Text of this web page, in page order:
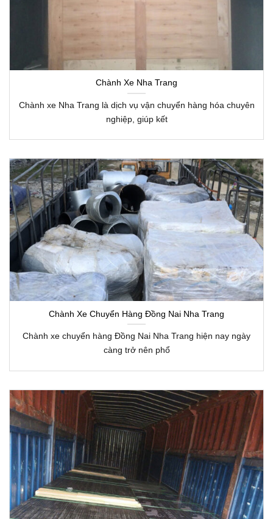
Chành Xe Nha Trang
Chành xe Nha Trang là dịch vụ vận chuyển hàng hóa chuyên
nghiệp, giúp kết
Chành Xe Chuyển Hàng Đồng Nai Nha Trang
Chành xe chuyển hàng Đồng Nai Nha Trang hiện nay ngày
càng trở nên phổ